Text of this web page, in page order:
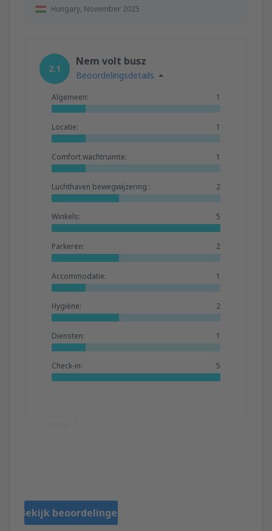
Hungary, November 2025
2.1
Nem volt busz
Beoordelingsdetails
Algemeen: 1
Locatie: 1
Comfort wachtruimte: 1
Luchthaven bewegwijzering : 2
Winkels: 5
Parkeren: 2
Accommodatie: 1
Hygiëne: 2
Diensten: 1
Check-in: 5
Bekijk beoordelingen